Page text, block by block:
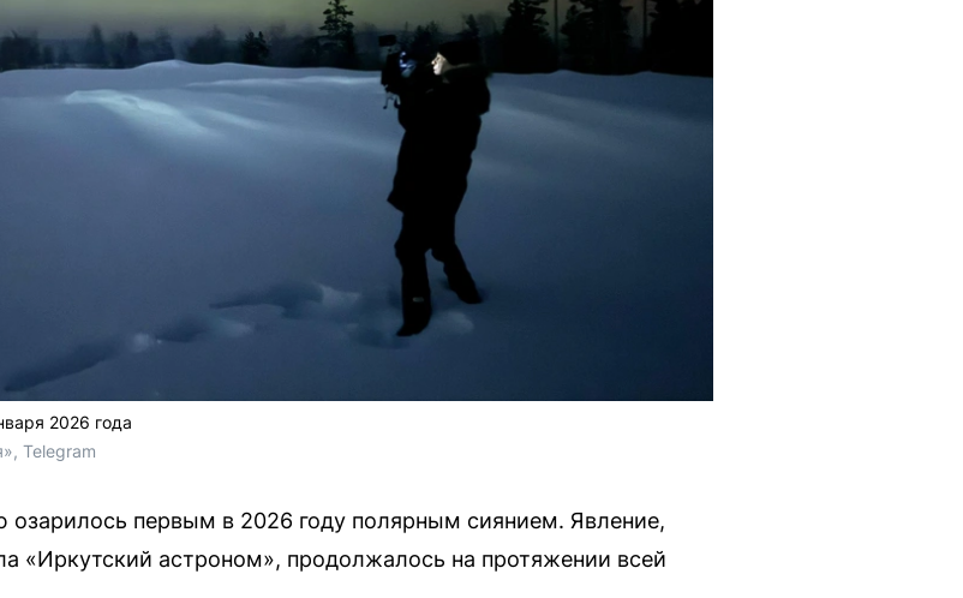
2026 года
Telegram
первым в 2026 году полярным сиянием. Явление,
«Иркутский астроном», продолжалось на протяжении всей